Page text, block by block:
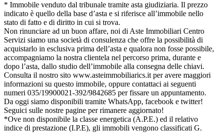
* Immobile venduto dal tribunale tramite asta giudiziaria. Il prezzo
indicato è quello della base d’asta e si riferisce all’immobile nello
stato di fatto e di diritto in cui si trova.
Non rinunciare ad un buon affare, noi di Aste Immobiliari Centro
Servizi siamo una società di consulenza che offre la possibilità di
acquistarlo in esclusiva prima dell’asta e qualora non fosse possibile,
accompagniamo la nostra clientela nel percorso prima, durante e
dopo l’asta, dallo studio dell’immobile alla consegna delle chiavi.
Consulta il nostro sito www.asteimmobiliarics.it per avere maggiori
informazioni su questo immobile, oppure contattaci ai seguenti
numeri 035/19900021-392/9842685 per fissare un appuntamento.
Da oggi siamo disponibili tramite WhatsApp, facebook e twitter!
Seguici sulle nostre pagine per rimanere aggiornato!
*Ove non disponibile la classe energetica (A.P.E.) ed il relativo
indice di prestazione (I.P.E), gli immobili vengono classificati G.